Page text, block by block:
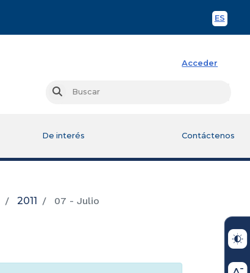
ES
Acceder
Buscar
De interés Contáctenos
2011 07 - Julio